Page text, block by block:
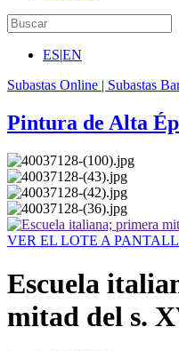
ES|EN
Subastas Online | Subastas
Pintura de Alta
VER EL LOTE A
Escuela
mitad del s.